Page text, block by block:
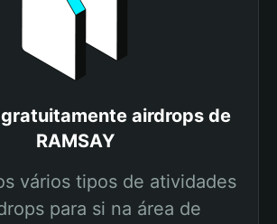
airdrops de
RAMSAY
vários tipos de atividades
para si na área de